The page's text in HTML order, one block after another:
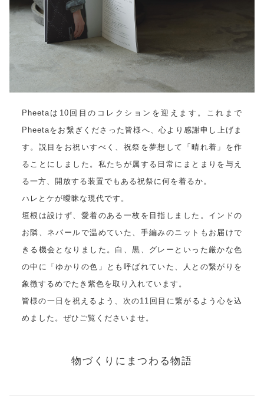
Pheetaは10回目のコレクションを迎えます。これまで
Pheetaをお繋ぎくださった皆様へ、心より感謝申し上げま
す。説目をお祝いすべく、祝祭を夢想して「晴れ着」を作
ることにしました。私たちが属する日常にまとまりを与え
る一方、開放する装置でもある祝祭に何を着るか。
ハレとケが曖昧な現代です。
垣根は設けず、愛着のある一枚を目指しました。インドの
お隣、ネパールで温めていた、手編みのニットもお届けで
きる機会となりました。白、黒、グレーといった厳かな色
の中に「ゆかりの色」とも呼ばれていた、人との繋がりを
象徴するめでたき紫色を取り入れています。
皆様の一日を祝えるよう、次の11回目に繋がるよう心を込
めました。ぜひご覧くださいませ。
物づくりにまつわる物語